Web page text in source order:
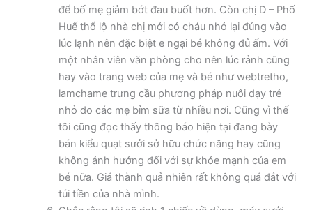
để bố mẹ giảm bớt đau buốt hơn. Còn chị D – Phố
Huế thổ lộ nhà chị mới có cháu nhỏ lại đúng vào
lúc lạnh nên đặc biệt e ngại bé không đủ ấm. Với
một nhân viên văn phòng cho nên lúc rảnh cũng
hay vào trang web của mẹ và bé như webtretho,
lamchame trưng cầu phương pháp nuôi dạy trẻ
nhỏ do các mẹ bỉm sữa từ nhiều nơi. Cũng vì thế
tôi cũng đọc thấy thông báo hiện tại đang bày
bán kiểu quạt sưởi sở hữu chức năng hay cũng
không ảnh hưởng đối với sự khỏe mạnh của em
bé nữa. Giá thành quả nhiên rất không quá đắt với
túi tiền của nhà mình.